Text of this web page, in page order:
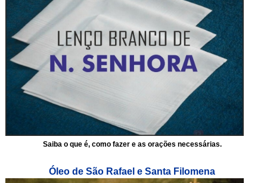
Saiba o que é, como fazer e as orações necessárias.
Óleo de São Rafael e Santa Filomena